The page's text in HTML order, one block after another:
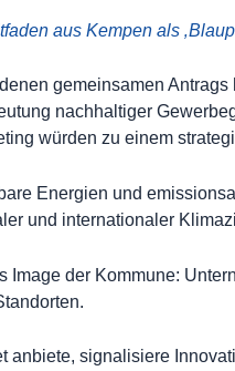
aus Kempen als
gemeinsamen
nachhaltiger
würden zu einem
Energien und
und internationaler
Image der Kommune:
anbiete, signalisiere